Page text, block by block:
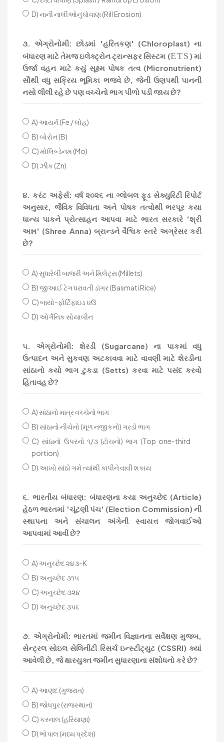
D) નાની નાલીઓનું ધોવાણ (Rill Erosion)
૩. એગ્રોનોમી: છોડમાં 'હરિતકણ' (Chloroplast) ના
બંધારણ માટે તેમજ ઇલેક્ટ્રોન ટ્રાન્સફર સિસ્ટમ (
ETS
) માં
ઉર્જા વહન માટે કયું સૂક્ષ્મ પોષક તત્વ (Micronutrient)
સૌથી વધુ સક્રિય ભૂમિકા ભજવે છે, જેની ઉણપથી પાનની
નસો લીલી રહે છે પણ વચ્ચેનો ભાગ પીળો પડી જાય છે?
A) આયર્ન (Fe / લોહ)
B) બોરોન (B)
C) મોલિબ્ડેનમ (Mo)
D) ઝીંક (Zn)
૪. કરંટ અફેર્સ: વર્ષ ૨૦૨૬ ના ગ્લોબલ ફૂડ સેક્યુરિટી રિપોર્ટ
અનુસાર, જૈવિક વિવિધતા અને પોષક તત્વોથી ભરપૂર કયા
ધાન્ય પાકને પ્રોત્સાહન આપવા માટે ભારત સરકારે 'શ્રી
અન્ન' (Shree Anna) બ્રાન્ડને વૈશ્વિક સ્તરે અગ્રેસર કરી
છે?
A) સુધારેલી બાજરી અને મિલેટ્સ (Millets)
B) જીઆઈ ટેગ ધરાવતી ડાંગર (Basmati Rice)
C) બાયો-ફોર્ટિફાઇડ ઘઉં
D) ઓર્ગેનિક સોયાબીન
૫. એગ્રોનોમી: શેરડી (Sugarcane) ના પાકમાં વધુ
ઉત્પાદન અને સુકવણ અટકાવવા માટે વાવણી માટે શેરડીના
સાંઠાનો કયો ભાગ ટુકડા (Setts) કરવા માટે પસંદ કરવો
હિતાવહ છે?
A) સાંઠાનો માત્ર વચ્ચેનો ભાગ
B) સાંઠાનો નીચેનો (મૂળ નજીકનો) ગરડો ભાગ
C) સાંઠાનો ઉપરનો ૧/૩ (ટોચનો) ભાગ (Top one-third
portion)
D) આખો સાંઠો ગમે ત્યાંથી કાપીને વાવી શકાય
૬. ભારતીય બંધારણ: બંધારણના કયા અનુચ્છેદ (Article)
હેઠળ ભારતમાં 'ચૂંટણી પંચ' (Election Commission) ની
સ્થાપના અને સંચાલન અંગેની સ્વાયત્ત જોગવાઈઓ
આપવામાં આવી છે?
A) અનુચ્છેદ ૨૪૩-K
B) અનુચ્છેદ ૩૧૫
C) અનુચ્છેદ ૩૨૪
D) અનુચ્છેદ ૩૫૬
૭. એગ્રોનોમી: ભારતમાં જમીન વિજ્ઞાનના સર્વેક્ષણ મુજબ,
સેન્ટ્રલ સોઇલ સેલિનીટી રિસર્ચ ઇન્સ્ટીટ્યુટ (CSSRI) ક્યાં
આવેલી છે, જે ક્ષારયુક્ત જમીન સુધારણાના સંશોધનો કરે છે?
A) આણંદ (ગુજરાત)
B) જોધપુર (રાજસ્થાન)
C) કરનાલ (હરિયાણા)
D) ભોપાલ (મધ્ય પ્રદેશ)